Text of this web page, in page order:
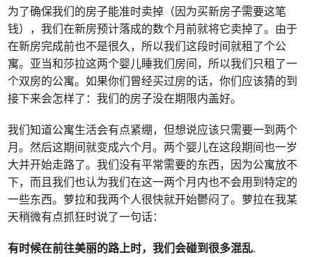
为了确保我们的房子能准时卖掉（因为买新房子需要这笔
钱），我们在新房预计落成的数个月前就将它卖掉了。由于
在新房完成前也不是很久，所以我们这段时间就租了个公
寓。亚当和莎拉这两个婴儿睡我们房间，所以我们只租了一
个双房的公寓。如果你们曾经买过房的话，你们应该猜的到
接下来会怎样了：我们的房子没在期限内盖好。
我们知道公寓生活会有点紧绷，但想说应该只需要一到两个
月。然后这期间就变成六个月。两个婴儿在这段期间也一岁
大并开始走路了。我们没有平常需要的东西，因为公寓放不
下，而且我们也认为我们在这一两个月内也不会用到特定的
一些东西。萝拉和我两个人很快就开始鬱闷了。萝拉在我某
天稍微有点抓狂时说了一句话：
有时候在前往美丽的路上时，我们会碰到很多混乱.